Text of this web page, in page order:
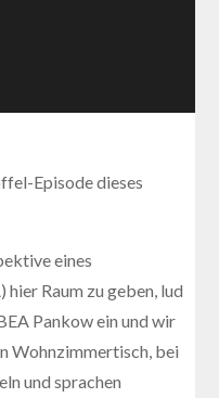
Episode dieses
eines
Raum zu geben, lud
Pankow ein und wir
Wohnzimmertisch, bei
und sprachen